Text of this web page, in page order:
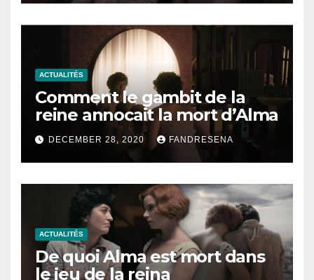
ACTUALITÉS
Comment le gambit de la
reine annocait la mort d’Alma
DECEMBER 28, 2020 FANDRESENA
ACTUALITÉS
De quoi Alma est mort dans
le jeu de la reina